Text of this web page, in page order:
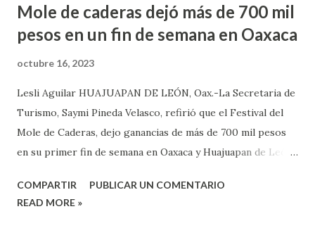
Mole de caderas dejó más de 700 mil
pesos en un fin de semana en Oaxaca
octubre 16, 2023
Lesli Aguilar HUAJUAPAN DE LEÓN, Oax.-La Secretaria de
Turismo, Saymi Pineda Velasco, refirió que el Festival del
Mole de Caderas, dejo ganancias de más de 700 mil pesos
en su primer fin de semana en Oaxaca y Huajuapan de León,
una fiesta popular cada año y que llegue el turismo a estas
COMPARTIR
PUBLICAR UN COMENTARIO
READ MORE »